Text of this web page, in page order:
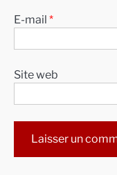
E-mail *
Site web